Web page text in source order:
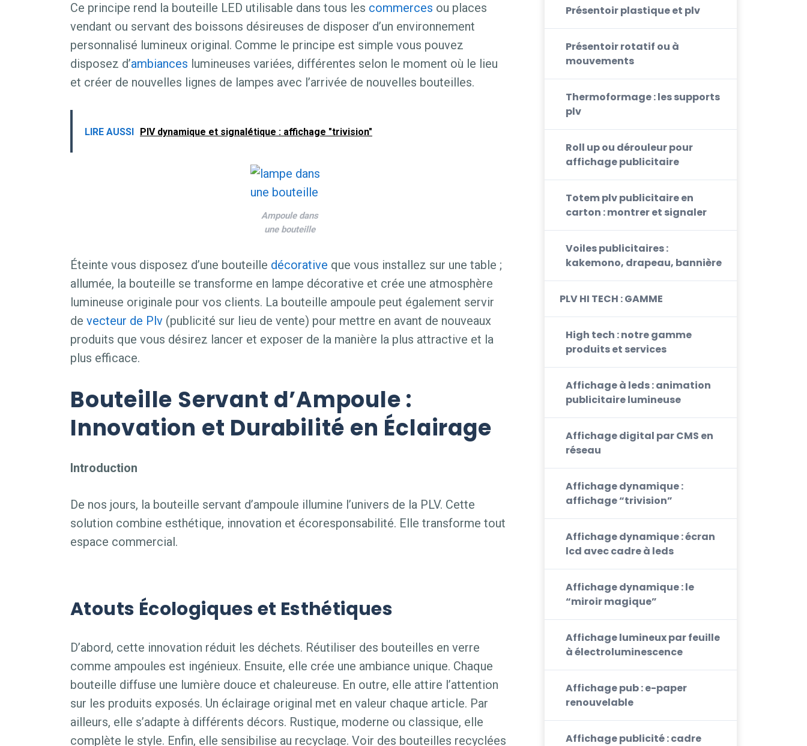
Ce principe rend la bouteille LED utilisable dans tous les commerces ou places
vendant ou servant des boissons désireuses de disposer d’un environnement
personnalisé lumineux original. Comme le principe est simple vous pouvez
disposez d’ambiances lumineuses variées, différentes selon le moment où le lieu
et créer de nouvelles lignes de lampes avec l’arrivée de nouvelles bouteilles.
LIRE AUSSI PlV dynamique et signalétique : affichage "trivision"
Ampoule dans
une bouteille
Éteinte vous disposez d’une bouteille décorative que vous installez sur une table ;
allumée, la bouteille se transforme en lampe décorative et crée une atmosphère
lumineuse originale pour vos clients. La bouteille ampoule peut également servir
de vecteur de Plv (publicité sur lieu de vente) pour mettre en avant de nouveaux
produits que vous désirez lancer et exposer de la manière la plus attractive et la
plus efficace.
Bouteille Servant d’Ampoule :
Innovation et Durabilité en Éclairage
Introduction
De nos jours, la bouteille servant d’ampoule illumine l’univers de la PLV. Cette
solution combine esthétique, innovation et écoresponsabilité. Elle transforme tout
espace commercial.
Atouts Écologiques et Esthétiques
D’abord, cette innovation réduit les déchets. Réutiliser des bouteilles en verre
comme ampoules est ingénieux. Ensuite, elle crée une ambiance unique. Chaque
bouteille diffuse une lumière douce et chaleureuse. En outre, elle attire l’attention
sur les produits exposés. Un éclairage original met en valeur chaque article. Par
ailleurs, elle s’adapte à différents décors. Rustique, moderne ou classique, elle
complète le style. Enfin, elle sensibilise au recyclage. Voir des bouteilles recyclées
Présentoir plastique et plv
Présentoir rotatif ou à
mouvements
Thermoformage : les supports
plv
Roll up ou dérouleur pour
affichage publicitaire
Totem plv publicitaire en
carton : montrer et signaler
Voiles publicitaires :
kakemono, drapeau, bannière
PLV HI TECH : GAMME
High tech : notre gamme
produits et services
Affichage à leds : animation
publicitaire lumineuse
Affichage digital par CMS en
réseau
Affichage dynamique :
affichage “trivision”
Affichage dynamique : écran
lcd avec cadre à leds
Affichage dynamique : le
“miroir magique”
Affichage lumineux par feuille
à électroluminescence
Affichage pub : e-paper
renouvelable
Affichage publicité : cadre